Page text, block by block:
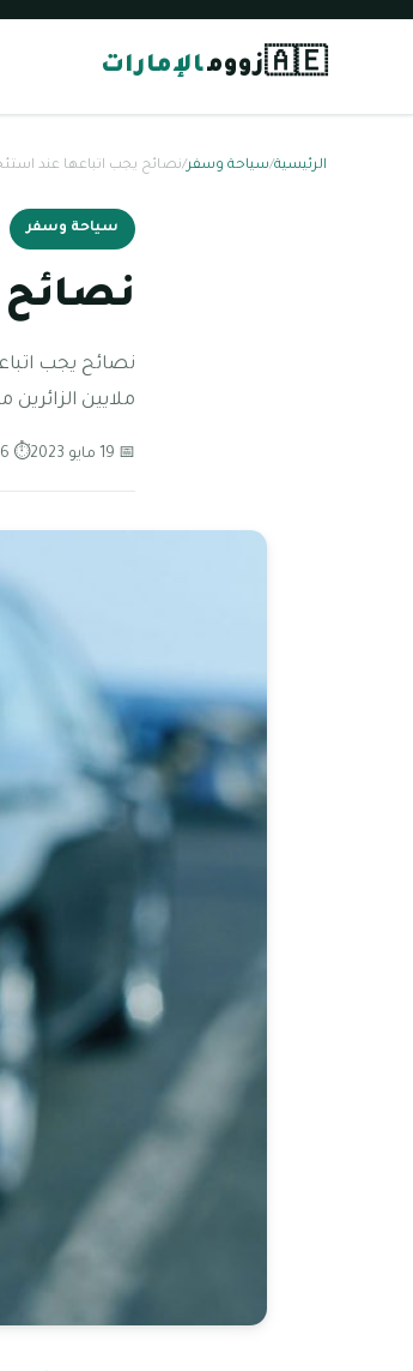
🇦🇪زوومالإمارات
الرئيسية/سياحة وسفر/نصائح يجب اتباعها عند
سياحة وسفر
نصائح
نصائح يجب
ملايين
📅 19 مايو 2023 ⏱ 6 دقائق قراءة